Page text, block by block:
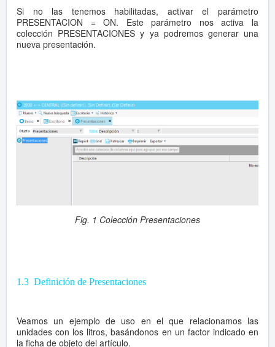
Si no las tenemos habilitadas, activar el parámetro
PRESENTACION = ON. Este parámetro nos activa la
colección PRESENTACIONES y ya podremos generar una
nueva presentación.
Fig. 1 Colección Presentaciones
1.3 Definición de Presentaciones
Veamos un ejemplo de uso en el que relacionamos las
unidades con los litros, basándonos en un factor indicado en
la ficha de objeto del artículo.